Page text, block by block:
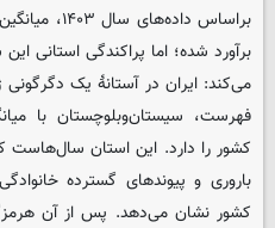
برآورد شده؛ اما پراکندگی استانی
می‌کند: ایران در آستانۀ یک
کشور را دارد. این استان سال‌هاست
باروری و پیوندهای گسترده